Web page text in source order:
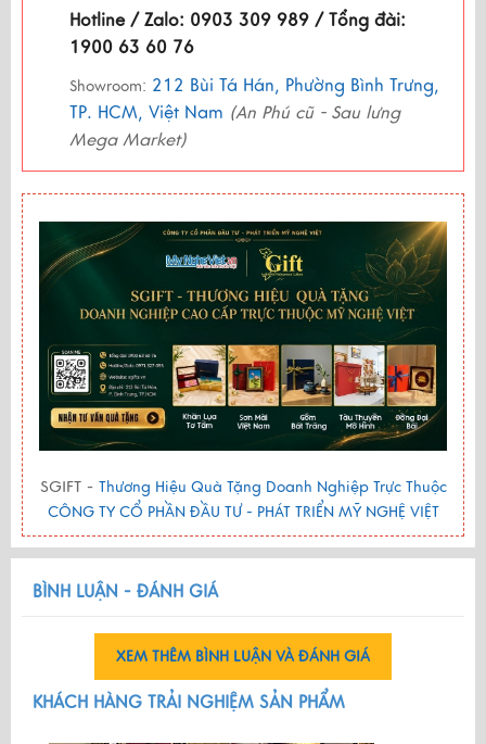
Hotline / Zalo: 0903 309 989 / Tổng đài:
1900 63 60 76
Showroom: 212 Bùi Tá Hán, Phường Bình Trưng,
TP. HCM, Việt Nam (An Phú cũ - Sau lưng
Mega Market)
SGIFT - Thương Hiệu Quà Tặng Doanh Nghiệp Trực Thuộc
CÔNG TY CỔ PHẦN ĐẦU TƯ - PHÁT TRIỂN MỸ NGHỆ VIỆT
BÌNH LUẬN - ĐÁNH GIÁ
XEM THÊM BÌNH LUẬN VÀ ĐÁNH GIÁ
KHÁCH HÀNG TRẢI NGHIỆM SẢN PHẨM